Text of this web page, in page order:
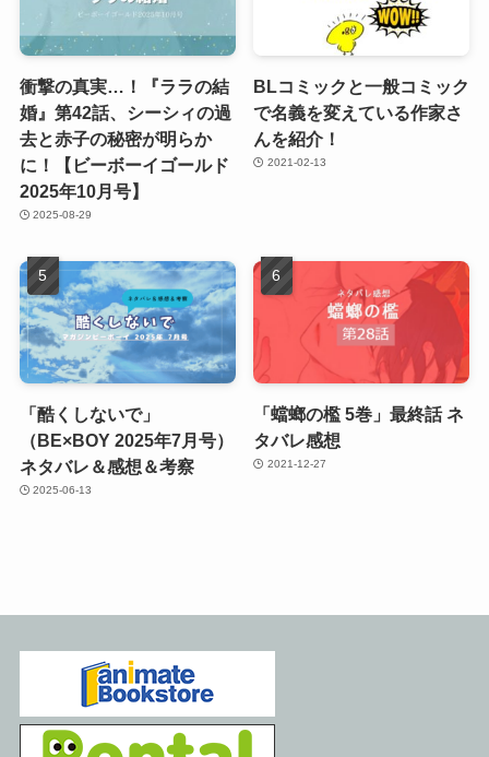
衝撃の真実…！『ララの結
婚』第42話、シーシィの過
去と赤子の秘密が明らか
に！【ビーボーイゴールド
2025年10月号】
2025-08-29
BLコミックと一般コミック
で名義を変えている作家さ
んを紹介！
2021-02-13
「酷くしないで」
（BE×BOY 2025年7月号）
ネタバレ＆感想＆考察
2025-06-13
「蟷螂の檻 5巻」最終話 ネ
タバレ感想
2021-12-27